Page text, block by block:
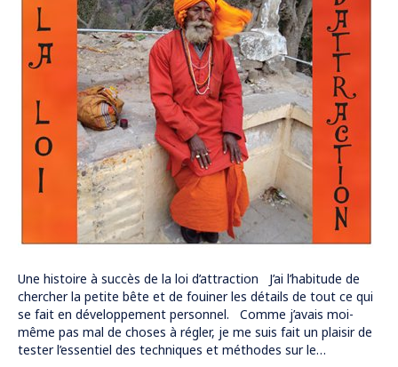
Une histoire à succès de la loi d’attraction J’ai l’habitude de
chercher la petite bête et de fouiner les détails de tout ce qui
se fait en développement personnel. Comme j’avais moi-
même pas mal de choses à régler, je me suis fait un plaisir de
tester l’essentiel des techniques et méthodes sur le…